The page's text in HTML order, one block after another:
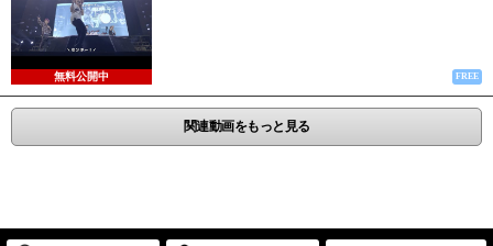
無料公開中 FREE
関連動画をもっと見る